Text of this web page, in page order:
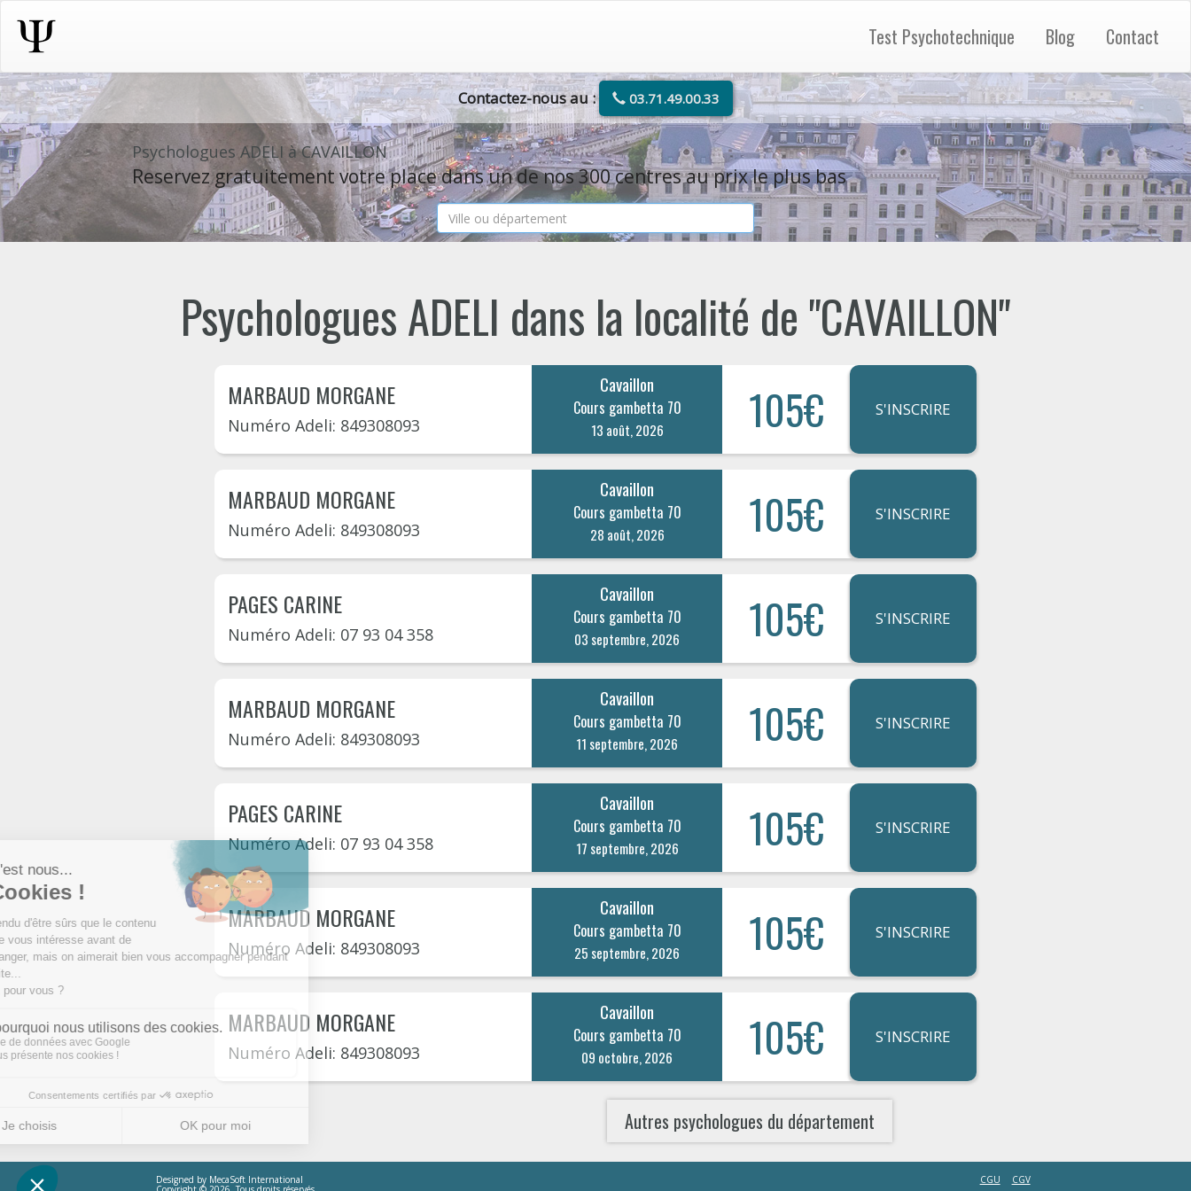
Test Psychotechnique Blog Contact
Contactez-nous au : 03.71.49.00.33
Psychologues ADELI à CAVAILLON
Reservez gratuitement votre place dans un de nos 300 centres au prix le plus bas
Psychologues ADELI dans la localité de "CAVAILLON"
MARBAUD MORGANE
Numéro Adeli: 849308093
Cavaillon
Cours gambetta 70
13 août, 2026 105€ S'INSCRIRE
MARBAUD MORGANE
Numéro Adeli: 849308093
Cavaillon
Cours gambetta 70
28 août, 2026 105€ S'INSCRIRE
PAGES CARINE
Numéro Adeli: 07 93 04 358
Cavaillon
Cours gambetta 70
03 septembre, 2026 105€ S'INSCRIRE
MARBAUD MORGANE
Numéro Adeli: 849308093
Cavaillon
Cours gambetta 70
11 septembre, 2026 105€ S'INSCRIRE
PAGES CARINE
Numéro Adeli: 07 93 04 358
Cavaillon
Cours gambetta 70
17 septembre, 2026 105€ S'INSCRIRE
MARBAUD MORGANE
Numéro Adeli: 849308093
Cavaillon
Cours gambetta 70
25 septembre, 2026 105€ S'INSCRIRE
MARBAUD MORGANE
Numéro Adeli: 849308093
Cavaillon
Cours gambetta 70
09 octobre, 2026 105€ S'INSCRIRE
Autres psychologues du département
Designed by MecaSoft International CGU CGV